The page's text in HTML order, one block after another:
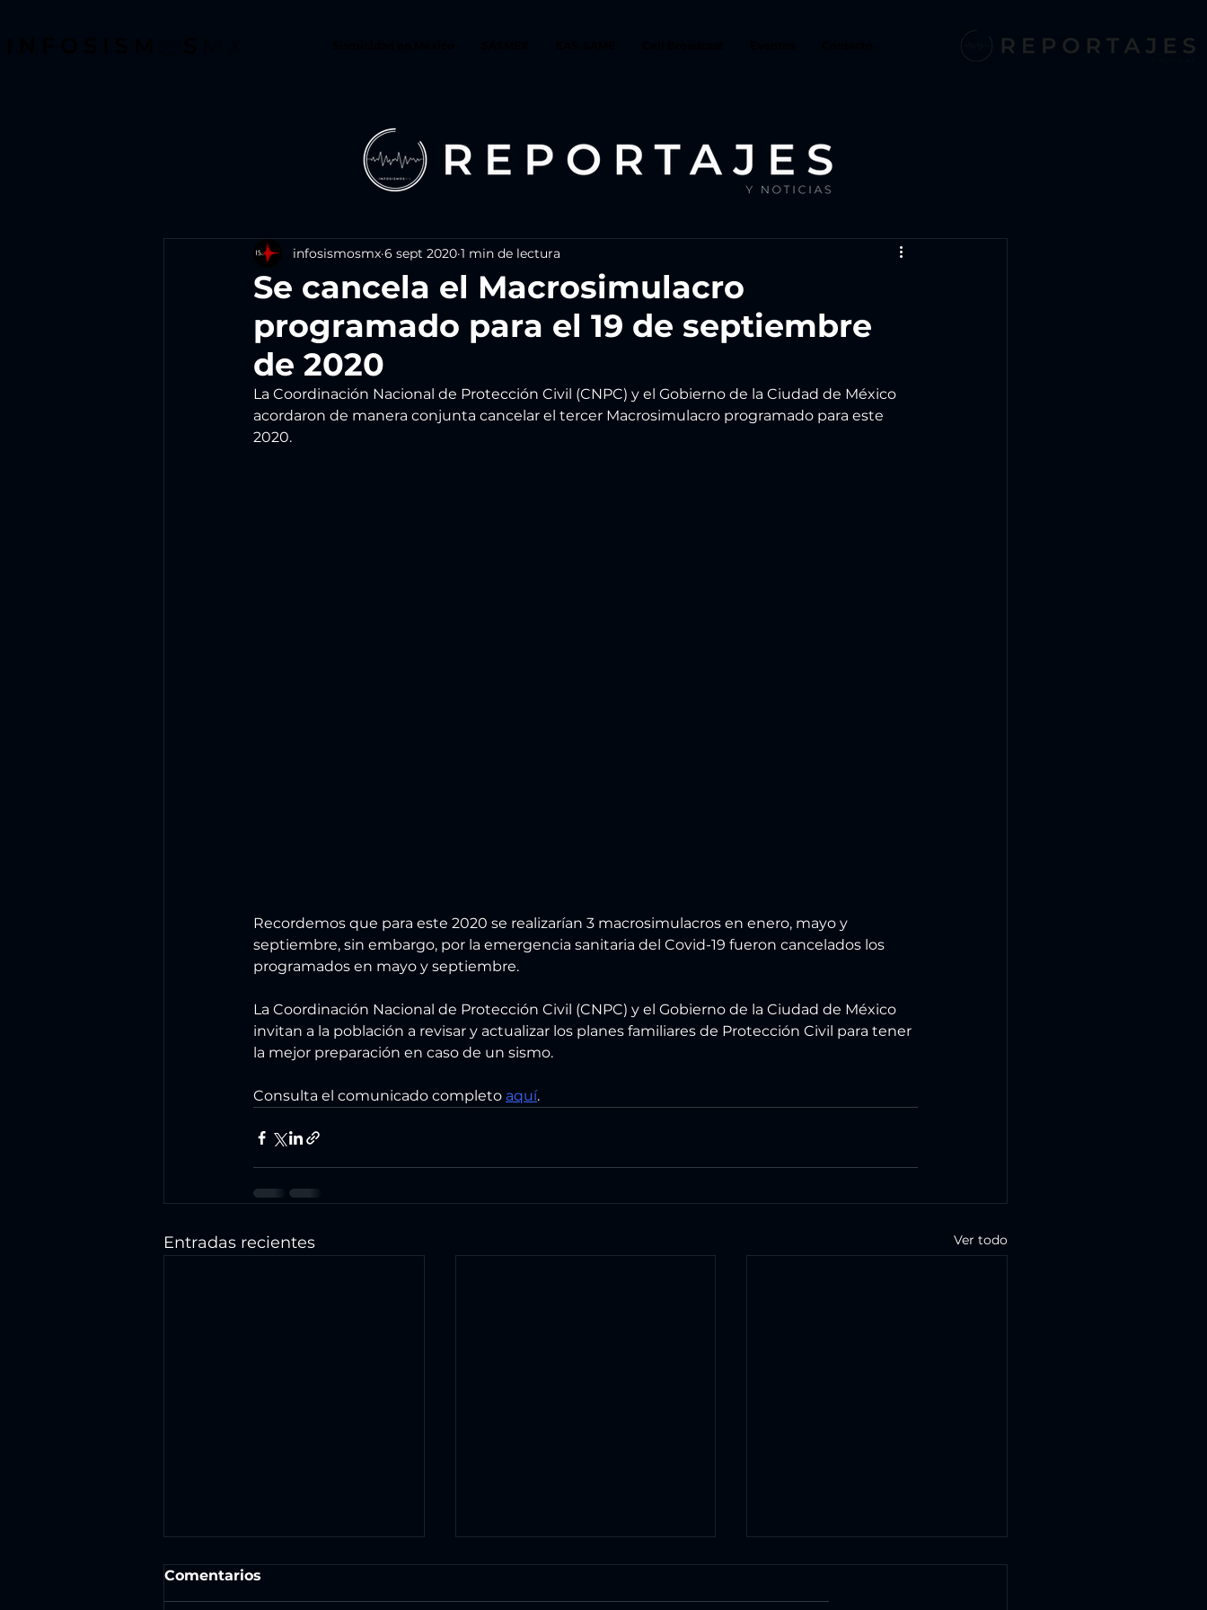
Se cancela el Macrosimulacro
programado para el 19 de septiembre
de 2020
infosismosmx 6 sept 2020 1 min de lectura
La Coordinación Nacional de Protección Civil (CNPC) y el Gobierno de la Ciudad de México
acordaron de manera conjunta cancelar el tercer Macrosimulacro programado para este
2020.
Recordemos que para este 2020 se realizarían 3 macrosimulacros en enero, mayo y
septiembre, sin embargo, por la emergencia sanitaria del Covid-19 fueron cancelados los
programados en mayo y septiembre.
La Coordinación Nacional de Protección Civil (CNPC) y el Gobierno de la Ciudad de México
invitan a la población a revisar y actualizar los planes familiares de Protección Civil para tener
la mejor preparación en caso de un sismo.
Consulta el comunicado completo aquí.
Entradas recientes Ver todo
Comentarios